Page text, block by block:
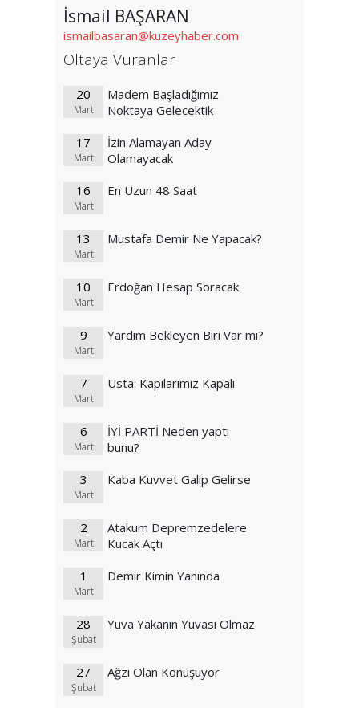
İsmail BAŞARAN
ismailbasaran@kuzeyhaber.com
Oltaya Vuranlar
20
Mart
Madem Başladığımız
Noktaya Gelecektik
17
Mart
İzin Alamayan Aday
Olamayacak
16
Mart
En Uzun 48 Saat
13
Mart
Mustafa Demir Ne Yapacak?
10
Mart
Erdoğan Hesap Soracak
9
Mart
Yardım Bekleyen Biri Var mı?
7
Mart
Usta: Kapılarımız Kapalı
6
Mart
İYİ PARTİ Neden yaptı
bunu?
3
Mart
Kaba Kuvvet Galip Gelirse
2
Mart
Atakum Depremzedelere
Kucak Açtı
1
Mart
Demir Kimin Yanında
28
Şubat
Yuva Yakanın Yuvası Olmaz
27
Şubat
Ağzı Olan Konuşuyor